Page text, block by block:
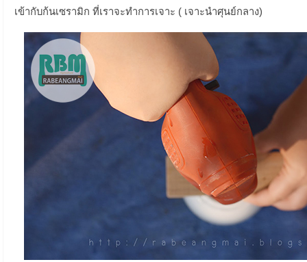
เข้ากับก้นเซรามิก ที่เราจะทำการเจาะ ( เจาะนำศุนย์กลาง)